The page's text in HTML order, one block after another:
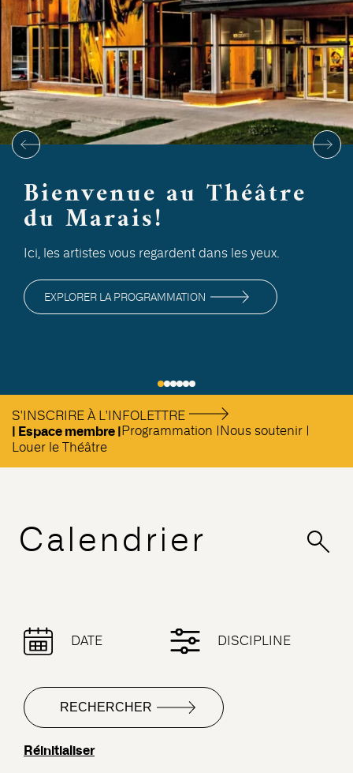
Bienvenue au Théâtre
du Marais!
Ici, les artistes vous regardent dans les yeux.
EXPLORER LA PROGRAMMATION
S'INSCRIRE À L'INFOLETTRE
| Espace membre |Programmation |Nous soutenir |
Louer le Théâtre
Calendrier
DATE DISCIPLINE
RECHERCHER
Réinitialiser